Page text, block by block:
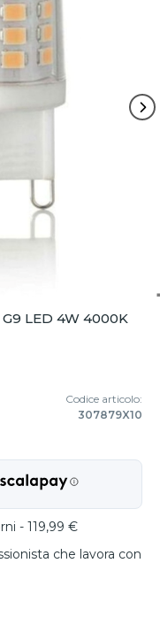
LED 4W 4000K
Codice articolo:
307879X10
- 119,99 €
che lavora con